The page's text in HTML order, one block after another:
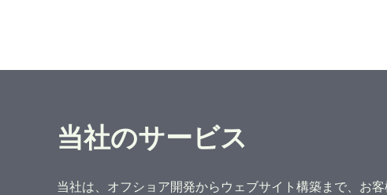
当社のサービス
当社は、オフショア開発からウェブサイト構築まで、お